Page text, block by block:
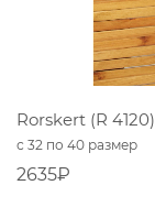
Rorskert (R 4120)
с 32 по 40 размер
2635₽